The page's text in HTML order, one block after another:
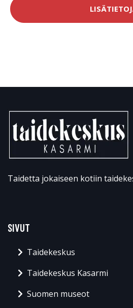
Taidetta jokaiseen kotiin
SIVUT
Taidekeskus
Taidekeskus Kasarmi
Suomen museot